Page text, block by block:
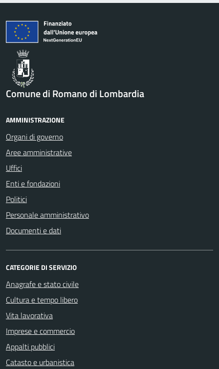
Comune di Romano di Lombardia
AMMINISTRAZIONE
Organi di governo
Aree amministrative
Uffici
Enti e fondazioni
Politici
Personale amministrativo
Documenti e dati
CATEGORIE DI SERVIZIO
Anagrafe e stato civile
Cultura e tempo libero
Vita lavorativa
Imprese e commercio
Appalti pubblici
Catasto e urbanistica